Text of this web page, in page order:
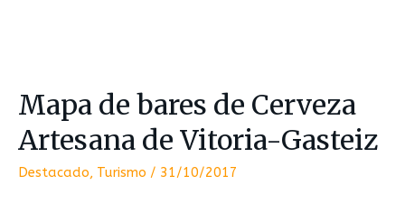
Mapa de bares de Cerveza
Artesana de Vitoria-Gasteiz
Destacado, Turismo / 31/10/2017